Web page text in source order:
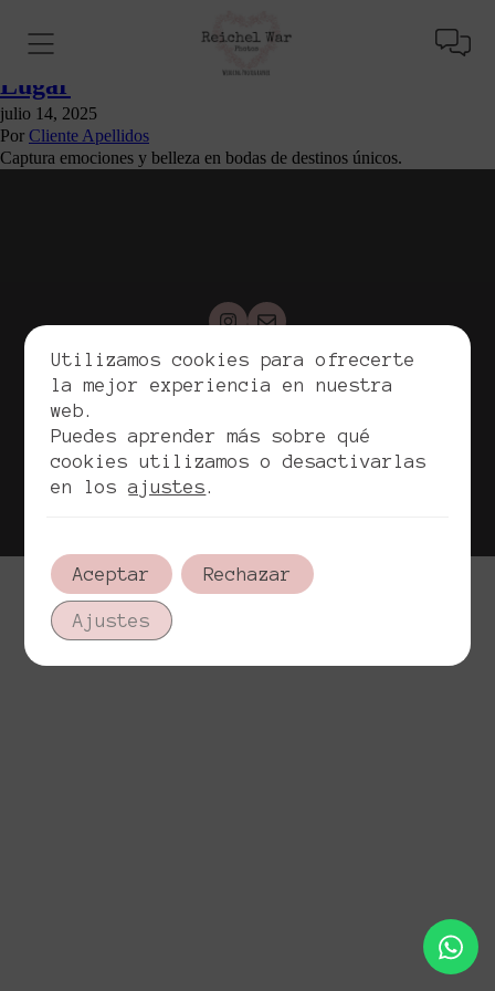
Consejos para Capturar la Esencia de Cada
Lugar
julio 14, 2025
Por Cliente Apellidos
Captura emociones y belleza en bodas de destinos únicos.
Copyrights. Reichel War, 2026. Todos los derechos
reservados.
Política de privacidad
Política de cookies
Utilizamos cookies para ofrecerte
la mejor experiencia en nuestra
web.
Puedes aprender más sobre qué
cookies utilizamos o desactivarlas
en losajustes.
Aceptar Rechazar
Ajustes